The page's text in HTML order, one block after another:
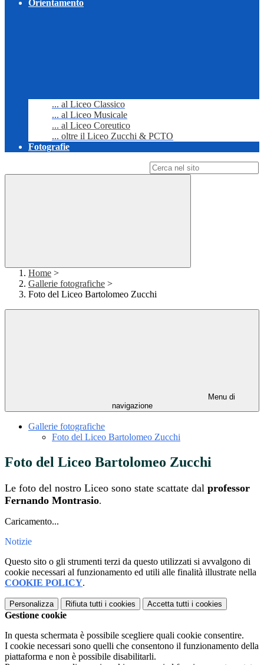
Orientamento
... al Liceo Classico
... al Liceo Musicale
... al Liceo Coreutico
... oltre il Liceo Zucchi & PCTO
Fotografie
Home >
Gallerie fotografiche >
Foto del Liceo Bartolomeo Zucchi
Menu di
navigazione
Gallerie fotografiche
Foto del Liceo Bartolomeo Zucchi
Foto del Liceo Bartolomeo Zucchi
Le foto del nostro Liceo sono state scattate dal professor
Fernando Montrasio.
Caricamento...
Notizie
Questo sito o gli strumenti terzi da questo utilizzati si avvalgono di
cookie necessari al funzionamento ed utili alle finalità illustrate nella
COOKIE POLICY.
Personalizza Rifiuta tutti i cookies Accetta tutti i cookies
Gestione cookie
In questa schermata è possibile scegliere quali cookie consentire.
I cookie necessari sono quelli che consentono il funzionamento della
piattaforma e non è possibile disabilitarli.